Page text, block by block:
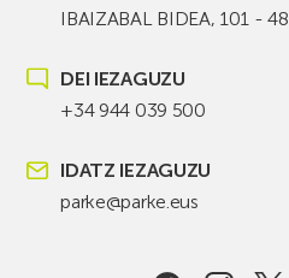
IBAIZABAL BIDEA, 101 -
DEI IEZAGUZU
+34 944 039 500
IDATZ IEZAGUZU
parke@parke.eus